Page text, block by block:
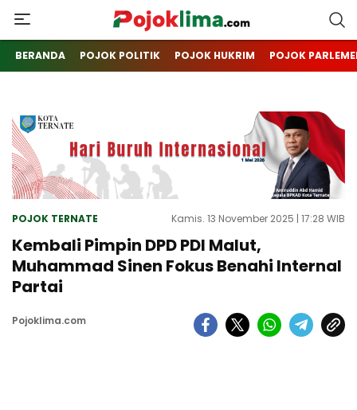
pojoklima.com
Mojokin
BERANDA POJOK POLITIK POJOK HUKRIM POJOK
POJOK TERNATE Kamis. 13 November 2025 | 17:28 WIB
Kembali Pimpin DPD PDI Malut,
Muhammad Sinen Fokus Benahi Internal
Partai
Pojoklima.com